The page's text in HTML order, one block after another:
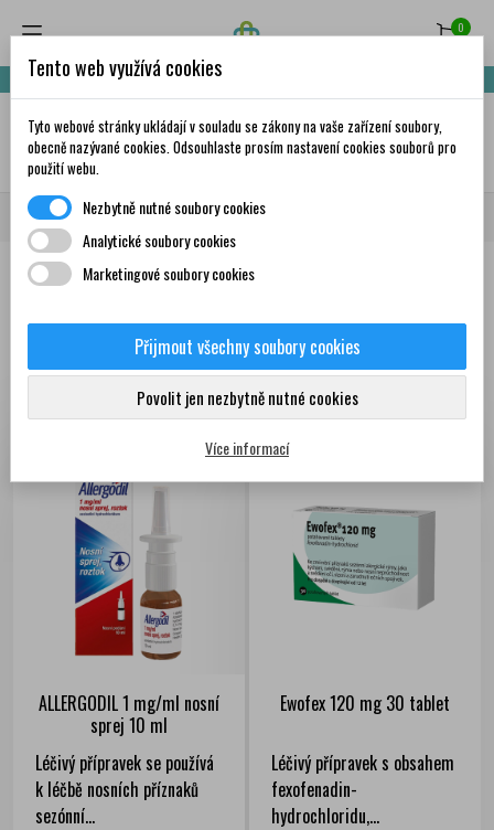
0
Nakupte za 999,- Kč a získáte dopravu zdarma!
✦AI
Domů Volně prodejné léky Léky na alergii
Produkty
Seřadit podle: První nové produkty
Zobrazení 1-12 z 47
položek
ALLERGODIL 1 mg/ml nosní
sprej 10 ml
Léčivý přípravek se používá
k léčbě nosních příznaků
sezónní...
Ewofex 120 mg 30 tablet
Léčivý přípravek s obsahem
fexofenadin-
hydrochloridu,...
Tento web využívá cookies
Tyto webové stránky ukládají v souladu se zákony na vaše zařízení soubory,
obecně nazývané cookies. Odsouhlaste prosím nastavení cookies souborů pro
použití webu.
Nezbytně nutné soubory cookies
Analytické soubory cookies
Marketingové soubory cookies
Přijmout všechny soubory cookies
Povolit jen nezbytně nutné cookies
Více informací